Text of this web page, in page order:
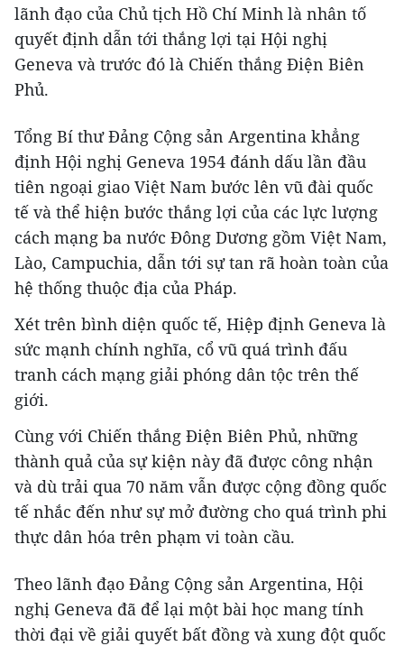
lãnh đạo của Chủ tịch Hồ Chí Minh là nhân tố
quyết định dẫn tới thắng lợi tại Hội nghị
Geneva và trước đó là Chiến thắng Điện Biên
Phủ.
Tổng Bí thư Đảng Cộng sản Argentina khẳng
định Hội nghị Geneva 1954 đánh dấu lần đầu
tiên ngoại giao Việt Nam bước lên vũ đài quốc
tế và thể hiện bước thắng lợi của các lực lượng
cách mạng ba nước Đông Dương gồm Việt Nam,
Lào, Campuchia, dẫn tới sự tan rã hoàn toàn của
hệ thống thuộc địa của Pháp.
Xét trên bình diện quốc tế, Hiệp định Geneva là
sức mạnh chính nghĩa, cổ vũ quá trình đấu
tranh cách mạng giải phóng dân tộc trên thế
giới.
Cùng với Chiến thắng Điện Biên Phủ, những
thành quả của sự kiện này đã được công nhận
và dù trải qua 70 năm vẫn được cộng đồng quốc
tế nhắc đến như sự mở đường cho quá trình phi
thực dân hóa trên phạm vi toàn cầu.
Theo lãnh đạo Đảng Cộng sản Argentina, Hội
nghị Geneva đã để lại một bài học mang tính
thời đại về giải quyết bất đồng và xung đột quốc